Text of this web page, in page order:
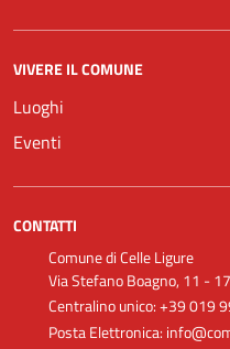
VIVERE IL COMUNE
Luoghi
Eventi
CONTATTI
Comune di Celle Ligure
Via Stefano Boagno, 11 -
Centralino unico: +39 019
Posta Elettronica: